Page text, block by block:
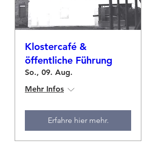
Klostercafé &
öffentliche Führung
So., 09. Aug.
Mehr Infos
Erfahre hier mehr.